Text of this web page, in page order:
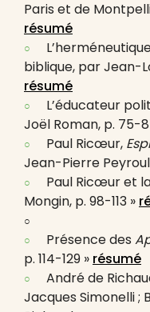
Paris et de
résumé
biblique, par Jean-
résumé
L’éducateur
Joël Roman, p. 75-
Paul Ricœur,
Jean-Pierre
Paul Ricœur et
Mongin, p. 98-113 »
Présence des
p. 114-129 » résumé
André de
Jacques Simonelli ;